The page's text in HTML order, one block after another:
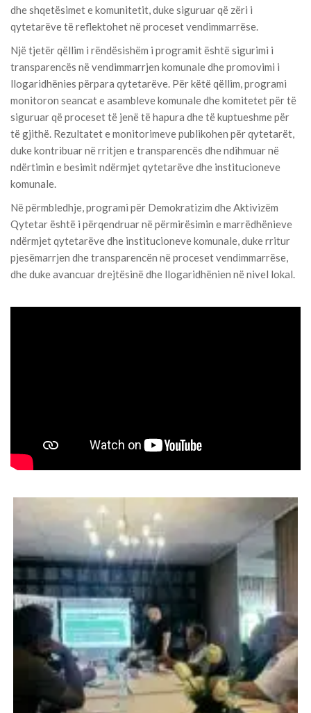
dhe shqetësimet e komunitetit, duke siguruar që zëri i
qytetarëve të reflektohet në proceset vendimmarrëse.
Një tjetër qëllim i rëndësishëm i programit është sigurimi i
transparencës në vendimmarrjen komunale dhe promovimi i
llogaridhënies përpara qytetarëve. Për këtë qëllim, programi
monitoron seancat e asambleve komunale dhe komitetet për të
siguruar që proceset të jenë të hapura dhe të kuptueshme për
të gjithë. Rezultatet e monitorimeve publikohen për qytetarët,
duke kontribuar në rritjen e transparencës dhe ndihmuar në
ndërtimin e besimit ndërmjet qytetarëve dhe institucioneve
komunale.
Në përmbledhje, programi për Demokratizim dhe Aktivizëm
Qytetar është i përqendruar në përmirësimin e marrëdhënieve
ndërmjet qytetarëve dhe institucioneve komunale, duke rritur
pjesëmarrjen dhe transparencën në proceset vendimmarrëse,
dhe duke avancuar drejtësinë dhe llogaridhënien në nivel lokal.